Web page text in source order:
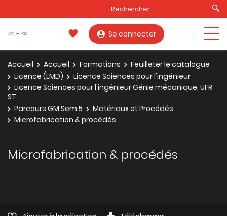
Se connecter
Accueil Accueil Formations
Feuilleter le catalogue
Licence (LMD)
Licence Sciences pour l'ingénieur
Licence Sciences pour l'ingénieur Génie mécanique, UFR
ST
Parcours GM Sem 5
Matériaux et Procédés
Microfabrication & procédés
Microfabrication & procédés